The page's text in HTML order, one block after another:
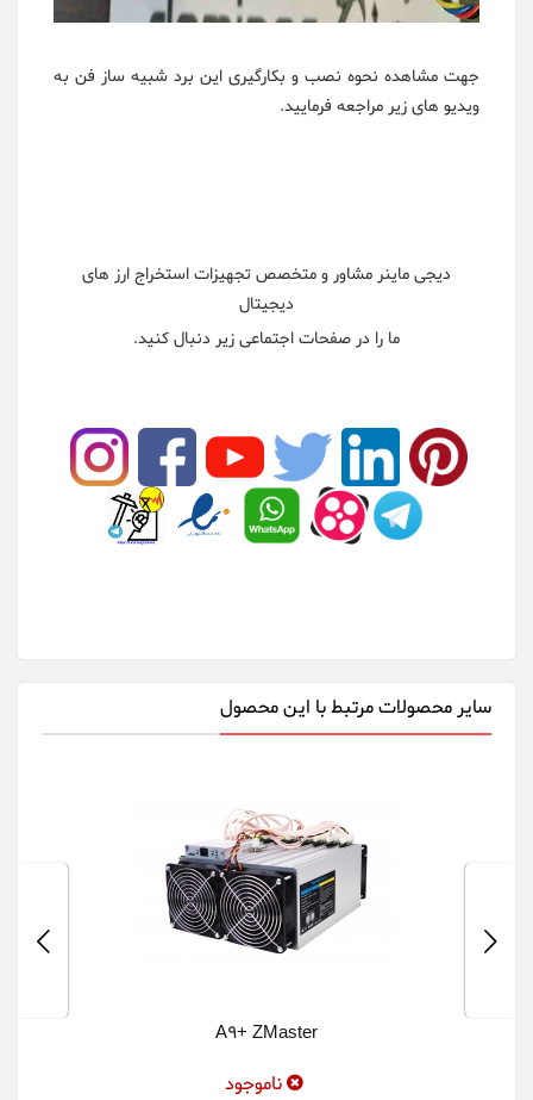
جهت مشاهده نحوه نصب و بکارگیری این برد شبیه ساز فن به
ویدیو های زیر مراجعه فرمایید.
دیجی ماینر مشاور و متخصص تجهیزات استخراج ارز های
دیجیتال
ما را در صفحات اجتماعی زیر دنبال کنید.
سایر محصولات مرتبط با این محصول
A9+ ZMaster
ناموجود